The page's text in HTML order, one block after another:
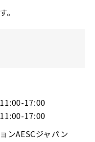
17:00
17:00
AESCジャパン